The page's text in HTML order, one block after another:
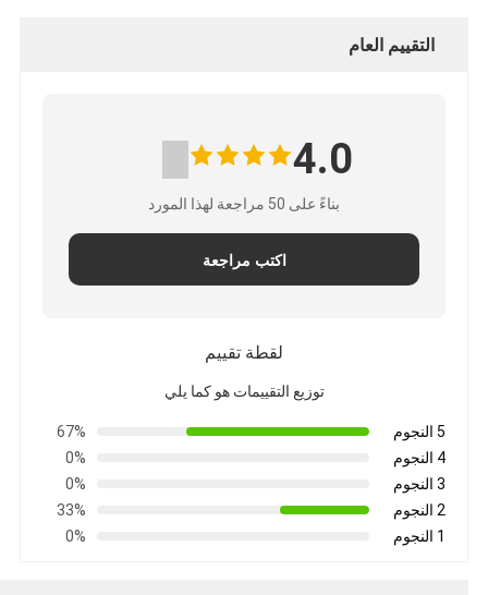
التقييم العام
4.0
بناءً على 50 مراجعة لهذا المورد
اكتب مراجعة
لقطة تقييم
توزيع التقييمات هو كما يلي
5 النجوم
67%
4 النجوم
0%
3 النجوم
0%
2 النجوم
33%
1 النجوم
0%